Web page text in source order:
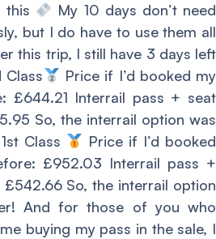
this
My 10 days don’t need
but I do have to use them all
this trip, I still have 3 days left
Class
Price if I’d booked my
£644.21 Interrail pass + seat
So, the interrail option was
1st Class
Price if I’d booked
£952.03 Interrail pass +
So, the interrail option
And for those of you who
buying my pass in the sale, I